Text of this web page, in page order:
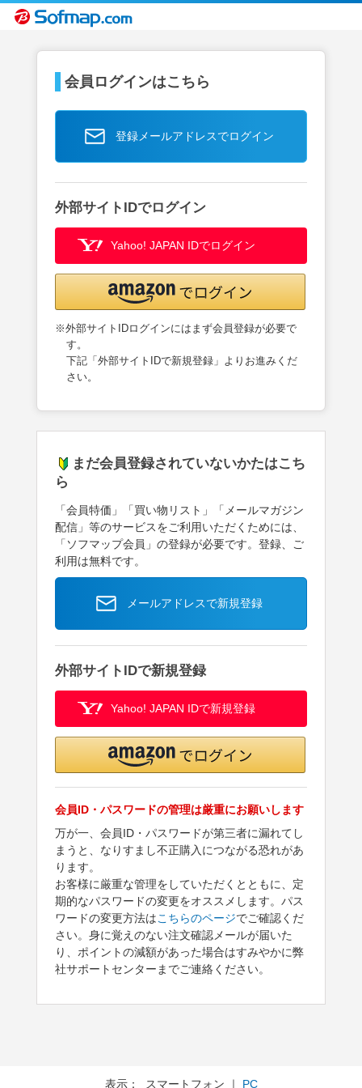
会員ログインはこちら
登録メールアドレスでログイン
外部サイトIDでログイン
Yahoo! JAPAN IDでログイン
※外部サイトIDログインにはまず会員登録が必要で
す。
下記「外部サイトIDで新規登録」よりお進みくだ
さい。
まだ会員登録されていないかたはこち
ら
「会員特価」「買い物リスト」「メールマガジン
配信」等のサービスをご利用いただくためには、
「ソフマップ会員」の登録が必要です。登録、ご
利用は無料です。
メールアドレスで新規登録
外部サイトIDで新規登録
Yahoo! JAPAN IDで新規登録
会員ID・パスワードの管理は厳重にお願いします
万が一、会員ID・パスワードが第三者に漏れてし
まうと、なりすまし不正購入につながる恐れがあ
ります。
お客様に厳重な管理をしていただくとともに、定
期的なパスワードの変更をオススメします。パス
ワードの変更方法はこちらのページでご確認くだ
さい。身に覚えのない注文確認メールが届いた
り、ポイントの減額があった場合はすみやかに弊
社サポートセンターまでご連絡ください。
表示： スマートフォン ｜ PC